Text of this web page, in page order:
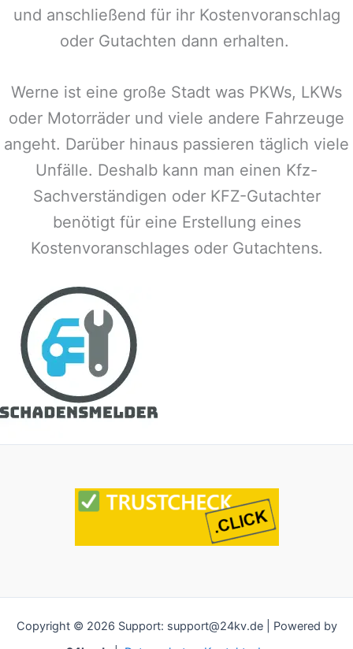
und anschließend für ihr Kostenvoranschlag
oder Gutachten dann erhalten.
Werne ist eine große Stadt was PKWs, LKWs
oder Motorräder und viele andere Fahrzeuge
angeht. Darüber hinaus passieren täglich viele
Unfälle. Deshalb kann man einen Kfz-
Sachverständigen oder KFZ-Gutachter
benötigt für eine Erstellung eines
Kostenvoranschlages oder Gutachtens.
Copyright © 2026 Support: support@24kv.de | Powered by